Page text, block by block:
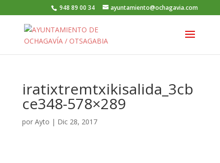
948 89 00 34 ayuntamiento@ochagavia.com
iratixtremtxikisalida_3cb
ce348-578×289
por Ayto | Dic 28, 2017